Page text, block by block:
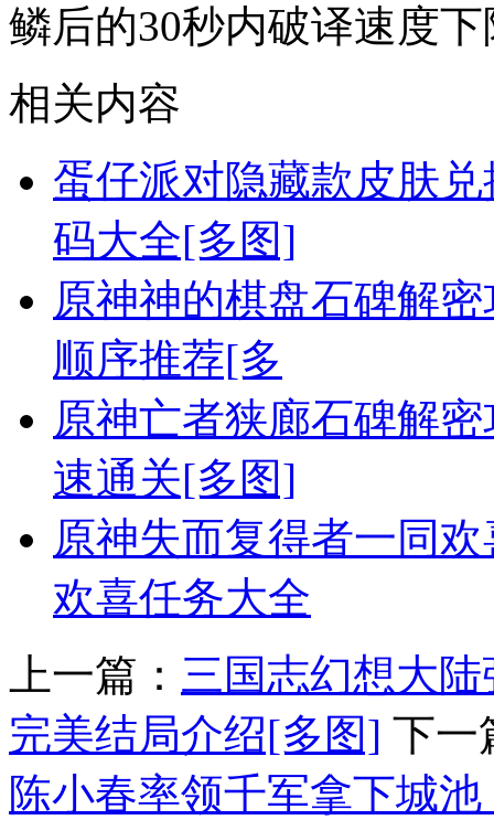
鳞后的30秒内破译速度下
相关内容
蛋仔派对隐藏款皮肤
码大全[多图]
原神神的棋盘石碑解
顺序推荐[多
原神亡者狭廊石碑解
速通关[多图]
原神失而复得者一同
欢喜任务大全
上一篇： 三国志幻想大
完美结局介绍[多图] 下一
陈小春率领千军拿下城池